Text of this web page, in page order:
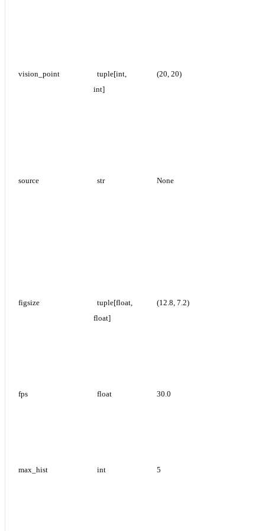
vision_point
tuple[int,
int]
(20, 20)
source str None
figsize
tuple[float,
float]
(12.8, 7.2)
fps float 30.0
max_hist int 5